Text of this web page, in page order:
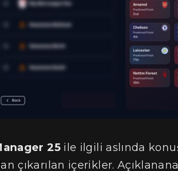
25ile ilgili aslında
çıkarılan içerikler.